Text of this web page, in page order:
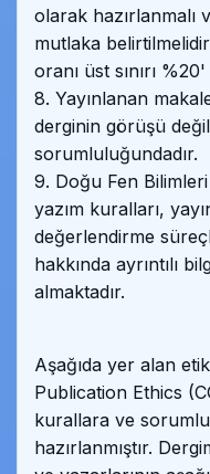
olarak hazırlanmalı
mutlaka
oranı üst sınırı %20'
8. Yayınlanan
derginin görüşü
sorumluluğundadır.
9. Doğu Fen
yazım kuralları,
değerlendirme
hakkında ayrıntılı
almaktadır.
Aşağıda yer alan
Publication Ethics
kurallara ve
hazırlanmıştır.